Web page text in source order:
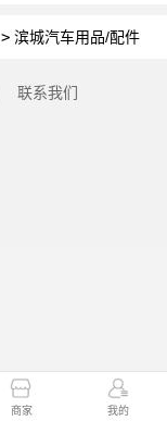
商家 我的
> 滨城汽车用品/配件
联系我们